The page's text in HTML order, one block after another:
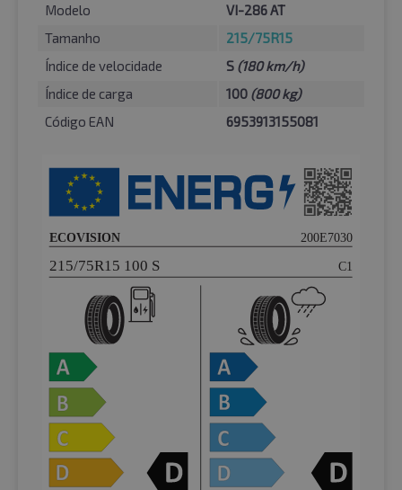
Modelo
VI-286 AT
Tamanho
215/75R15
Índice de velocidade
S (180 km/h)
Índice de carga
100 (800 kg)
Código EAN
6953913155081